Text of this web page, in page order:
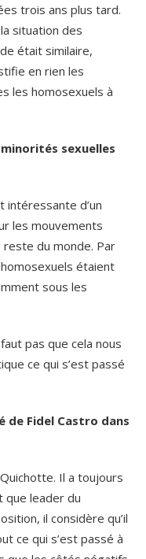
trois ans plus tard.
situation des
était similaire,
en rien les
les homosexuels à
sexuelles
intéressante d’un
les mouvements
reste du monde. Par
étaient
sous les
pas que cela nous
ce qui s’est passé
de Fidel Castro dans
Il a toujours
que leader du
il considère qu’il
ce qui s’est passé à